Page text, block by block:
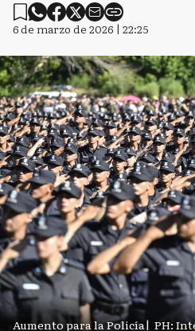
6 de marzo de 2026 | 22:25
Aumento para la Policía| PH: